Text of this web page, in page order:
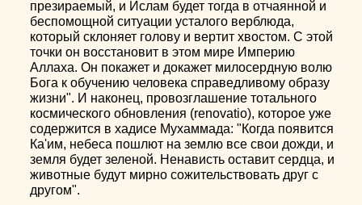
презираемый, и Ислам будет тогда в отчаянной и
беспомощной ситуации усталого верблюда,
который склоняет голову и вертит хвостом. С этой
точки он восстановит в этом мире Империю
Аллаха. Он покажет и докажет милосердную волю
Бога к обучению человека справедливому образу
жизни". И наконец, провозглашение тотального
космического обновления (renovatio), которое уже
содержится в хадисе Мухаммада: "Когда появится
Ка'им, небеса пошлют на землю все свои дожди, и
земля будет зеленой. Ненависть оставит сердца, и
животные будут мирно сожительствовать друг с
другом".